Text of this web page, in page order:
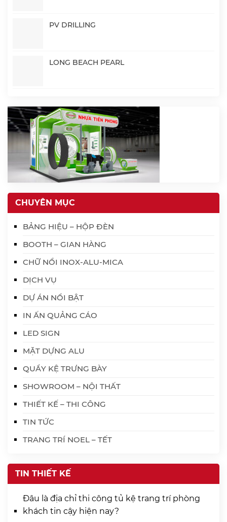
PV DRILLING
LONG BEACH PEARL
CHUYÊN MỤC
BẢNG HIỆU – HỘP ĐÈN
BOOTH – GIAN HÀNG
CHỮ NỔI INOX-ALU-MICA
DỊCH VỤ
DỰ ÁN NỔI BẬT
IN ẤN QUẢNG CÁO
LED SIGN
MẶT DỰNG ALU
QUẦY KỆ TRƯNG BÀY
SHOWROOM – NỘI THẤT
THIẾT KẾ – THI CÔNG
TIN TỨC
TRANG TRÍ NOEL – TẾT
TIN THIẾT KẾ
Đâu là địa chỉ thi công tủ kệ trang trí phòng
khách tin cậy hiện nay?